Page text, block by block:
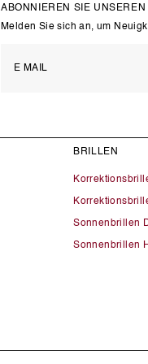
ABONNIEREN SIE UNSEREN
Melden Sie sich an, um
BRILLEN
Sonnenbrillen
Sonnenbrillen